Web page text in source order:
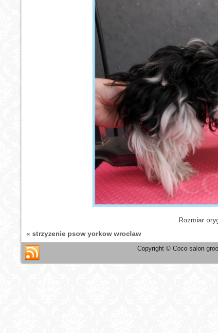
Rozmiar
« strzyzenie psow yorkow wroclaw
Copyright © Coco salon